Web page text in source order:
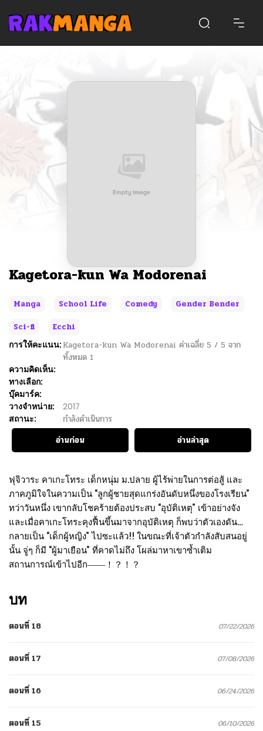
Kagetora-kun Wa Modorenai
Manga School Life Comedy
Gender Bender
Sci-fi
Ecchi
การให้คะแนน: Kagetora-kun Wa Modorenai ค่าเฉลี่ย 5 / 5 จาก
ทั้งหมด 1
ความคิดเห็น:
ทางเลือก:
บุ๊คมาร์ค:
วางจำหน่าย:
2017
สถานะ:
กำลังดำเนินการ
อ่านก่อน
อ่านล่าสุด
ฟุจิวาระ คาเกะโทระ เด็กหนุ่ม ม.ปลาย ผู้ไร้พ่ายในการต่อสู้ และ
ภาคภูมิใจในความเป็น “ลูกผู้ชายสุดแกร่งอันดับหนึ่งของโรงเรียน”
ทว่าวันหนึ่ง เขากลับโชคร้ายต้องประสบ “อุบัติเหตุ” เข้าอย่างจัง
และเมื่อคาเกะโทระคุงฟื้นขึ้นมาจากอุบัติเหตุ ก็พบว่าตัวเองดัน…
กลายเป็น “เด็กผู้หญิง” ไปซะแล้ว!! ในขณะที่เจ้าตัวกำลังสับสนอยู่
นั้น จู่ๆ ก็มี “ผู้มาเยือน” ที่คาดไม่ถึง โผล่มาหาเขาซ้ำเติม
สถานการณ์เข้าไปอีก――！？！？
บท
ตอนที่ 18 07/22/2026
ตอนที่ 17 07/08/2026
ตอนที่ 16 06/24/2026
ตอนที่ 15 06/10/2026